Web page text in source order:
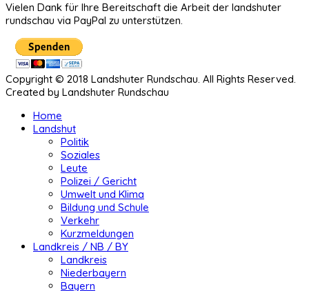
Vielen Dank für Ihre Bereitschaft die Arbeit der landshuter
rundschau via PayPal zu unterstützen.
Copyright © 2018 Landshuter Rundschau. All Rights Reserved.
Created by Landshuter Rundschau
Home
Landshut
Politik
Soziales
Leute
Polizei / Gericht
Umwelt und Klima
Bildung und Schule
Verkehr
Kurzmeldungen
Landkreis / NB / BY
Landkreis
Niederbayern
Bayern